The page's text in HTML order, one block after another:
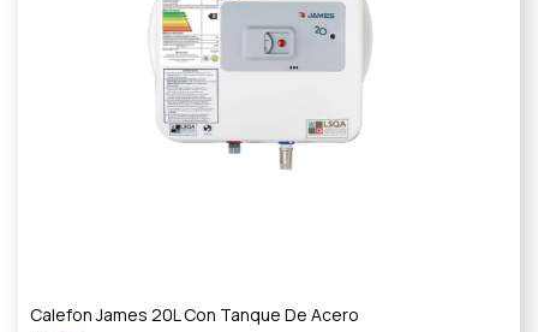
Calefon James 20L Con Tanque De Acero